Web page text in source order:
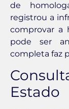
de
registrou a
comprovar a
pode ser
completa faz
Estado